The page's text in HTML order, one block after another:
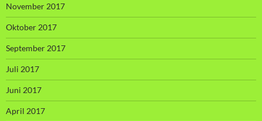
November 2017
Oktober 2017
September 2017
Juli 2017
Juni 2017
April 2017